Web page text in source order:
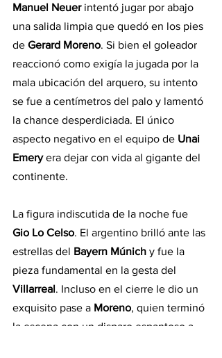
Manuel Neuer intentó jugar por abajo
una salida limpia que quedó en los pies
de Gerard Moreno. Si bien el goleador
reaccionó como exigía la jugada por la
mala ubicación del arquero, su intento
se fue a centímetros del palo y lamentó
la chance desperdiciada. El único
aspecto negativo en el equipo de Unai
Emery era dejar con vida al gigante del
continente.
La figura indiscutida de la noche fue
Gio Lo Celso. El argentino brilló ante las
estrellas del Bayern Múnich y fue la
pieza fundamental en la gesta del
Villarreal. Incluso en el cierre le dio un
exquisito pase a Moreno, quien terminó
la escena con un disparo espantoso a